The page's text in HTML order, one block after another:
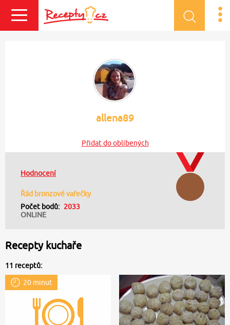
Přihlásit se
allena89
Přidat do oblíbených
Hodnocení
Řád bronzové vařečky
Počet bodů: 2033
ONLINE
Recepty kuchaře
11 receptů:
20 minut